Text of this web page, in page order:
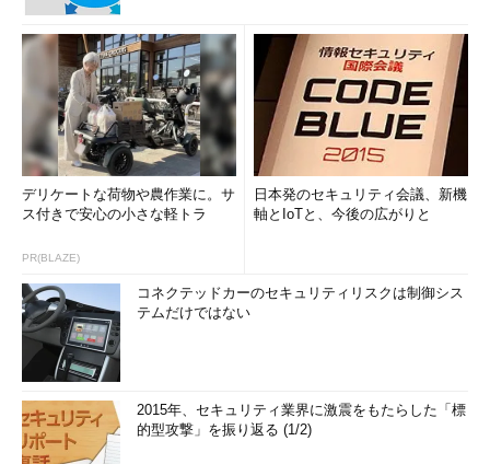
デリケートな荷物や農作業に。サ
ス付きで安心の小さな軽トラ
PR(BLAZE)
日本発のセキュリティ会議、新機
軸とIoTと、今後の広がりと
コネクテッドカーのセキュリティリスクは制御シス
テムだけではない
2015年、セキュリティ業界に激震をもたらした「標
的型攻撃」を振り返る (1/2)